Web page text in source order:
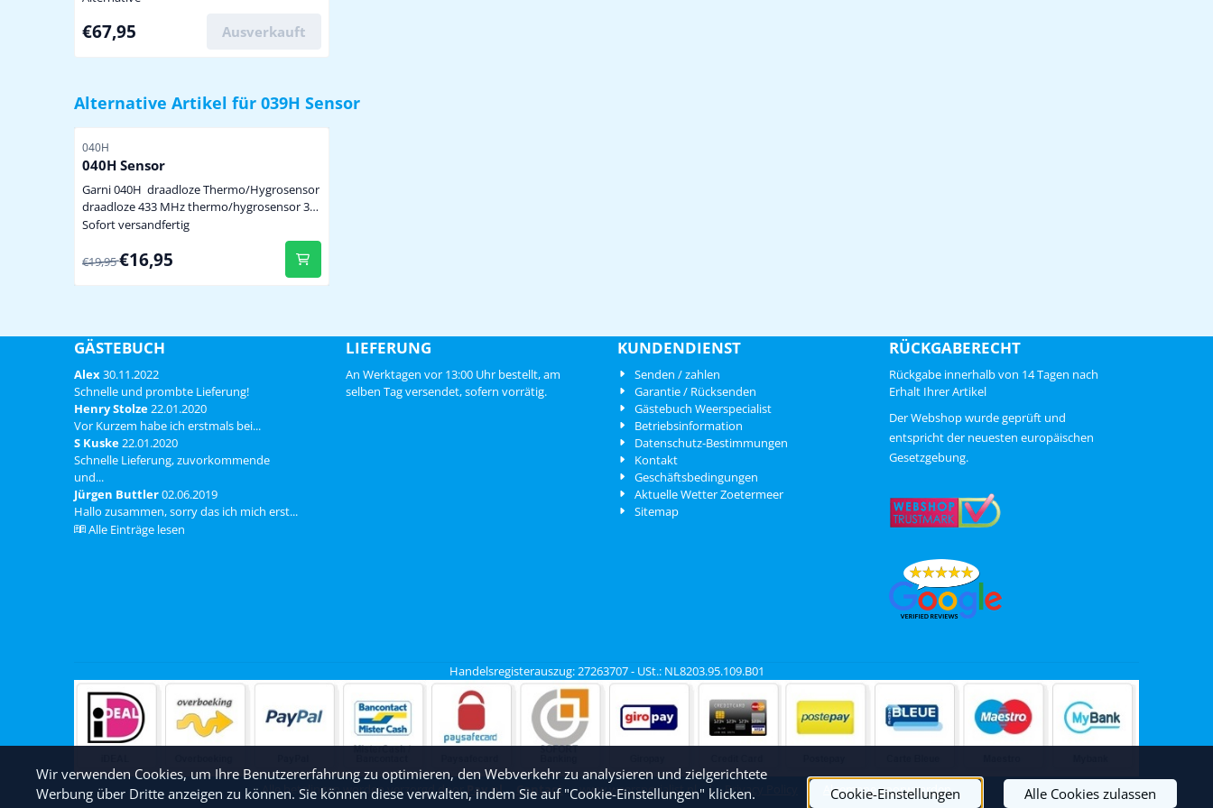
uitbreidbaar met nog 2 stuks draadloze
Preis: 67,95
€67,95 Ausverkauft
Alternative Artikel für 039H Sensor
Artikelnummer
040H
040H Sensor
Garni 040H draadloze Thermo/Hygrosensor
draadloze 433 MHz thermo/hygrosensor 3
kanaals te gebruiken i.c.m. Garni 550 EASY,
weerstations levering zonder batterijen, 2x
Sofort versandfertig
Von 19,95 für 16,95
€19,95€16,95
GÄSTEBUCH
Alex30.11.2022
Schnelle und prombte Lieferung!
Henry Stolze22.01.2020
Vor Kurzem habe ich erstmals bei...
S Kuske22.01.2020
Schnelle Lieferung, zuvorkommende
und...
Jürgen Buttler02.06.2019
Hallo zusammen, sorry das ich mich erst...
Alle Einträge lesen
LIEFERUNG
An Werktagen vor 13:00 Uhr bestellt, am
selben Tag versendet, sofern vorrätig.
KUNDENDIENST
Senden / zahlen
Garantie / Rücksenden
Gästebuch Weerspecialist
Betriebsinformation
Datenschutz-Bestimmungen
Kontakt
Geschäftsbedingungen
Aktuelle Wetter Zoetermeer
Sitemap
RÜCKGABERECHT
Rückgabe innerhalb von 14 Tagen nach
Erhalt Ihrer Artikel
ChatGPT zei:
Der Webshop wurde geprüft und
entspricht der neuesten europäischen
Gesetzgebung.
Handelsregisterauszug: 27263707 - USt.: NL8203.95.109.B01
Alle betalingen worden verzorgd doorPay.nl Contact www.weerspecialist.nl|Privacy Policy Algemene voorwaarden
Wir verwenden Cookies, um Ihre Benutzererfahrung zu optimieren, den Webverkehr zu analysieren und zielgerichtete
Werbung über Dritte anzeigen zu können. Sie können diese verwalten, indem Sie auf "Cookie-Einstellungen" klicken.
Cookie-Einstellungen Alle Cookies zulassen